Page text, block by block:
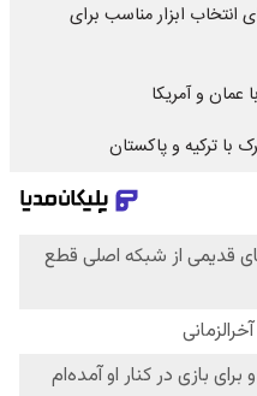
انتخاب ابزار مناسب برای
عمان و آمریکا
با ترکیه و پاکستان